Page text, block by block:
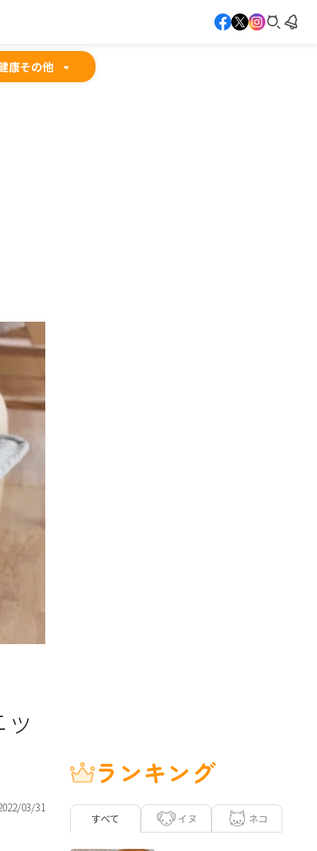
康その他
03/31
ランキング
すべて イヌ ネコ